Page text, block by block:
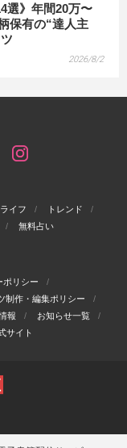
選》年間20万〜
保有の“達人主
2026/8/2
ライフ
トレンド
無料占い
ポリシー
制作・編集ポリシー
報
お知らせ一覧
サイト